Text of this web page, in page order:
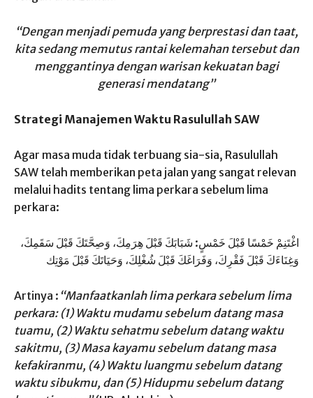
“Dengan menjadi pemuda yang berprestasi dan taat,
kita sedang memutus rantai kelemahan tersebut dan
menggantinya dengan warisan kekuatan bagi
generasi mendatang”
Strategi Manajemen Waktu Rasulullah SAW
Agar masa muda tidak terbuang sia-sia, Rasulullah
SAW telah memberikan peta jalan yang sangat relevan
melalui hadits tentang lima perkara sebelum lima
perkara:
اغْتَنِمْ خَمْسًا قَبْلَ خَمْسٍ: شَبَابَكَ قَبْلَ هِرَمِكَ، وَصِحَّتَكَ قَبْلَ سَقَمِكَ،
وَغِنَاءَكَ قَبْلَ فَقْرِكَ، وَفَرَاغَكَ قَبْلَ شُغْلِكَ، وَحَيَاتَكَ قَبْلَ مَوْتِك
Artinya : “Manfaatkanlah lima perkara sebelum lima
perkara: (1) Waktu mudamu sebelum datang masa
tuamu, (2) Waktu sehatmu sebelum datang waktu
sakitmu, (3) Masa kayamu sebelum datang masa
kefakiranmu, (4) Waktu luangmu sebelum datang
waktu sibukmu, dan (5) Hidupmu sebelum datang